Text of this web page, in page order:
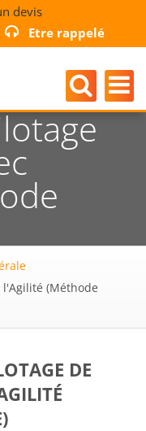
devis
Etre rappelé
(Méthode
DE